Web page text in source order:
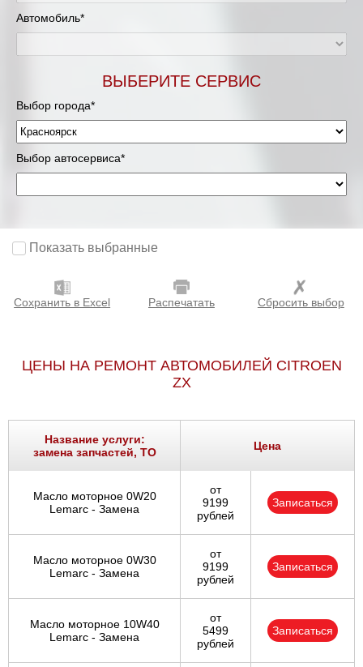
Автомобиль*
ВЫБЕРИТЕ СЕРВИС
Выбор города*
Выбор автосервиса*
Показать выбранные
Сохранить в Excel Распечатать Сбросить выбор
ЦЕНЫ НА РЕМОНТ АВТОМОБИЛЕЙ CITROEN
ZX
Название услуги:
замена запчастей, ТО
Цена
Масло моторное 0W20
Lemarc - Замена
от
9199
рублей
Записаться
Масло моторное 0W30
Lemarc - Замена
от
9199
рублей
Записаться
Масло моторное 10W40
Lemarc - Замена
от
5499
рублей
Записаться